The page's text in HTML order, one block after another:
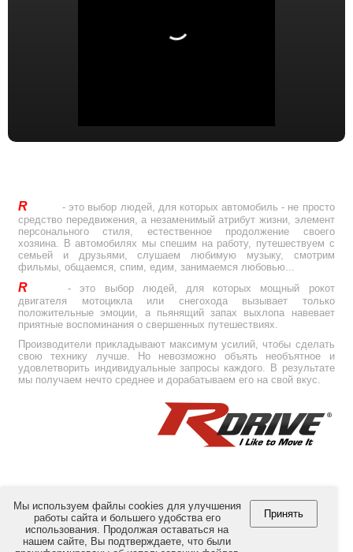
R
- это выбор людей, для которых автомобиль - не просто
средство передвижения, а незаменимый атрибут жизни, элемент
персонального стиля, естественное продолжение своего
хозяина. В автомобилях мы спешим на работу, путешествуем с
семьей и друзьями, слушаем любимую музыку, смотрим
фильмы, общаемся, спим, едим, занимаемся любовью...
R
- это выбор людей, для которых мощный рокот
двигателя мотоцикла или снегохода вызывает только
положительные эмоции, а пьянящий запах выхлопа навевает
приятные воспоминания о свершенных путешествиях.
Производители прикладывают максимум усилий, чтобы сделать
свою технику лучше. Но невозможно объять необъятное и
удовлетворить индивидуальные запросы каждого. В результате
мы получаем нечто среднее и дорабатываем его на свой вкус.
© Copyright 2012-2026 byRULink Ltd. All Rights Reserved.
Мы используем файлы cookies для улучшения
работы сайта и большего удобства его
использования. Продолжая оставаться на
нашем сайте, Вы подтверждаете, что были
Принять